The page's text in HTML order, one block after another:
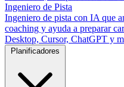
Ingeniero de Pista
Ingeniero de pista con IA que
coaching y ayuda a preparar
Desktop, Cursor, ChatGPT y